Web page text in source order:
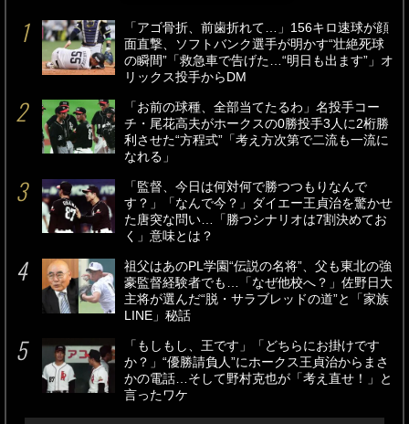
「アゴ骨折、前歯折れて…」156キロ速球が顔
面直撃、ソフトバンク選手が明かす“壮絶死球
の瞬間”「救急車で告げた…“明日も出ます”」オ
リックス投手からDM
「お前の球種、全部当てたるわ」名投手コー
チ・尾花高夫がホークスの0勝投手3人に2桁勝
利させた“方程式”「考え方次第で二流も一流に
なれる」
「監督、今日は何対何で勝つつもりなんで
す？」「なんで今？」ダイエー王貞治を驚かせ
た唐突な問い…「勝つシナリオは7割決めてお
く」意味とは？
祖父はあのPL学園“伝説の名将”、父も東北の強
豪監督経験者でも…「なぜ他校へ？」佐野日大
主将が選んだ“脱・サラブレッドの道”と「家族
LINE」秘話
「もしもし、王です」「どちらにお掛けです
か？」“優勝請負人”にホークス王貞治からまさ
かの電話…そして野村克也が「考え直せ！」と
言ったワケ